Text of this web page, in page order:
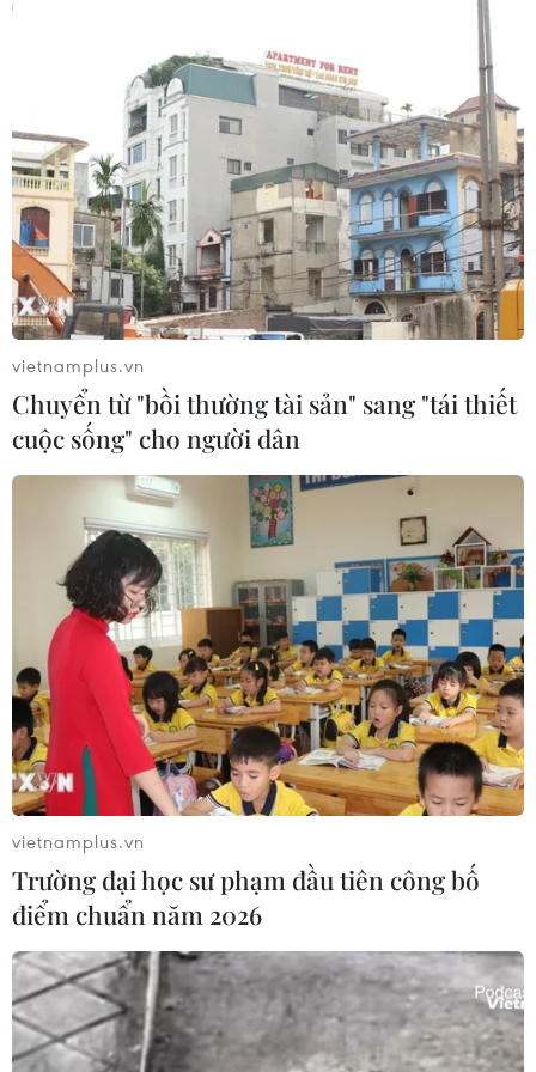
vietnamplus.vn
Chuyển từ "bồi thường tài sản" sang "tái thiết
cuộc sống" cho người dân
vietnamplus.vn
Trường đại học sư phạm đầu tiên công bố
điểm chuẩn năm 2026